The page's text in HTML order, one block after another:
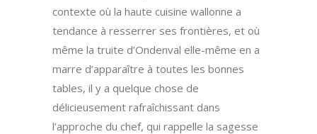
contexte où la haute cuisine wallonne a
tendance à resserrer ses frontières, et où
même la truite d’Ondenval elle-même en a
marre d’apparaître à toutes les bonnes
tables, il y a quelque chose de
délicieusement rafraîchissant dans
l’approche du chef, qui rappelle la sagesse